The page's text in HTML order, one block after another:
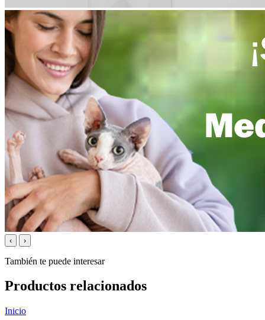
‹ ›
También te puede interesar
Productos relacionados
Inicio